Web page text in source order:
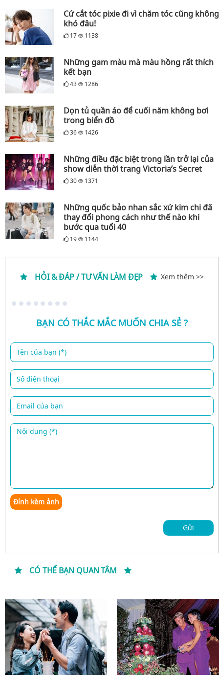
Cứ cắt tóc pixie đi vì chăm tóc cũng không
khó đâu!
17 1138
Những gam màu mà màu hồng rất thích
kết bạn
43 1286
Dọn tủ quần áo để cuối năm không bơi
trong biển đồ
36 1426
Những điều đặc biệt trong lần trở lại của
show diễn thời trang Victoria’s Secret
30 1371
Những quốc bảo nhan sắc xứ kim chi đã
thay đổi phong cách như thế nào khi
bước qua tuổi 40
19 1144
HỎI & ĐÁP / TƯ VẤN LÀM ĐẸP Xem thêm >>
BẠN CÓ THẮC MẮC MUỐN CHIA SẺ ?
Đính kèm ảnh
Gửi
CÓ THỂ BẠN QUAN TÂM